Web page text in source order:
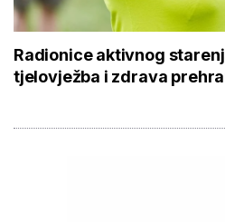
Radionice aktivnog
tjelovježba i zdrava